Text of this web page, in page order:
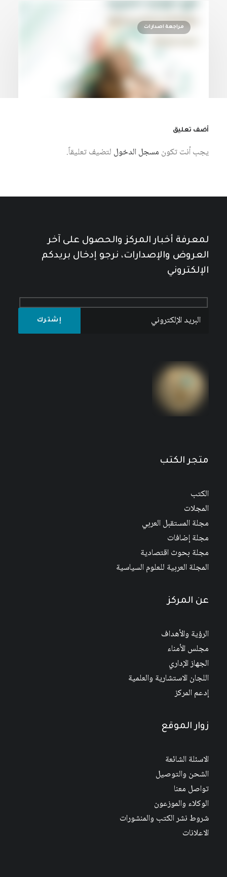
مراجعة اصدارات
7 أغسطس، 2026
أضف تعليق
يجب أنت تكون مسجل الدخول لتضيف تعليقاً.
لمعرفة أخبار المركز والحصول على آخر
العروض والإصدارات، نرجو إدخال بريدكم
الإلكتروني
متجر الكتب
الكتب
المجلات
مجلة المستقبل العربي
مجلة إضافات
مجلة بحوث اقتصادية
المجلة العربية للعلوم السياسية
عن المركز
الرؤية والأهداف
مجلس الأمناء
الجهاز الإداري
اللجان الاستشارية والعلمية
إدعم المركز
زوار الموقع
الاسئلة الشائعة
الشحن والتوصيل
تواصل معنا
الوكلاء والموزعون
شروط نشر الكتب والمنشورات
الاعلانات